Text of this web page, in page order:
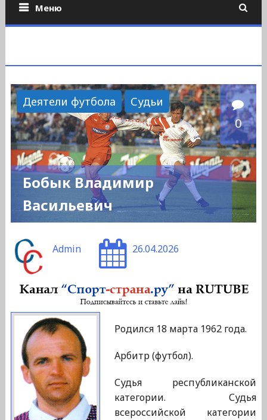
Меню
Деятели футбола Судьи
0
Бобык Владимир
Васильевич
Admin 26.04.2026
Родился 18 марта 1962 года.
Арбитр (футбол).
Судья республиканской
категории. Судья
всероссийской категории